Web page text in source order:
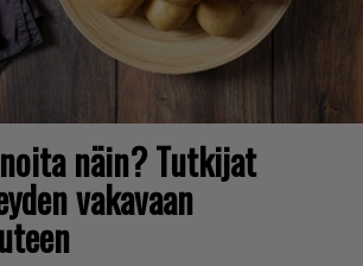
näin? Tutkijat
vakavaan